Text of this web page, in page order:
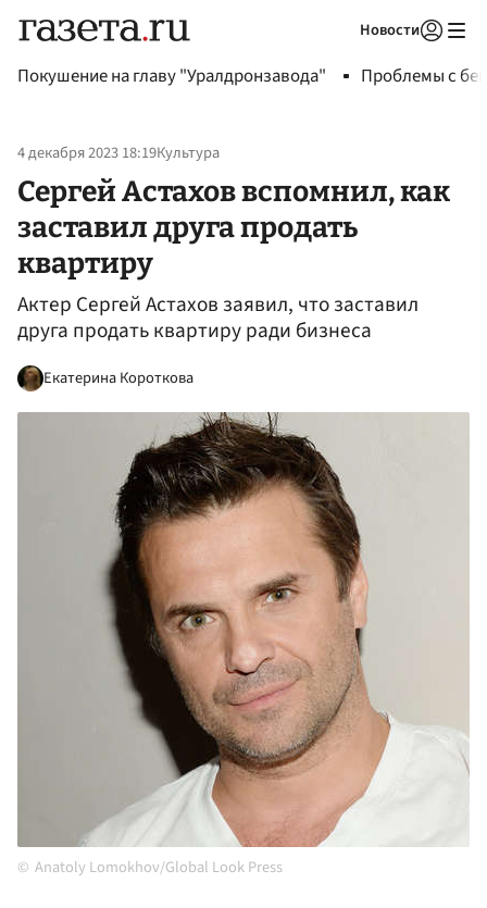
Новости
Покушение на главу "Уралдронзавода" Проблемы с
4 декабря 2023 18:19Культура
Сергей Астахов вспомнил, как
заставил друга продать
квартиру
Актер Сергей Астахов заявил, что заставил
друга продать квартиру ради бизнеса
Екатерина Короткова
Anatoly Lomokhov/Global Look Press